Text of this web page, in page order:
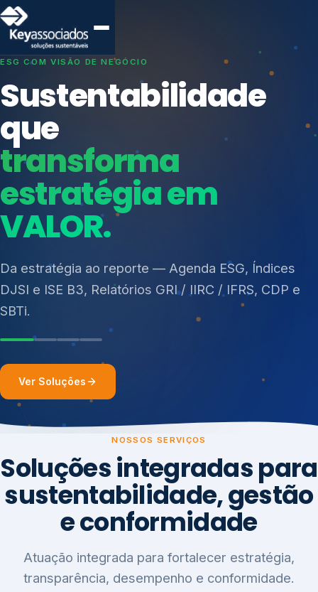
SISTEMAS DE GESTÃO OTIMIZADOS E INTEGRADOS
Conformidade que
protege seu
negócio.
Consultoria, auditoria e treinamentos em ISO 27001,
ISO 27701, ISO 42001, ISO 37001, ISO 9001, ISO
resíduos sólidos (PGRS/PMGRS).
Índices de Mercado
Mudanças Climáticas
Reputação e Cadeia
Reporte Regulatório
Ver Soluções
NOSSOS SERVIÇOS
Soluções integradas para
sustentabilidade, gestão
e conformidade
Atuação integrada para fortalecer estratégia,
transparência, desempenho e conformidade.